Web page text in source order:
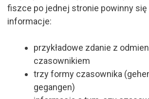
fiszce po jednej stronie powinny się
informacje:
przykładowe zdanie z
czasownikiem
trzy formy czasownika
gegangen)